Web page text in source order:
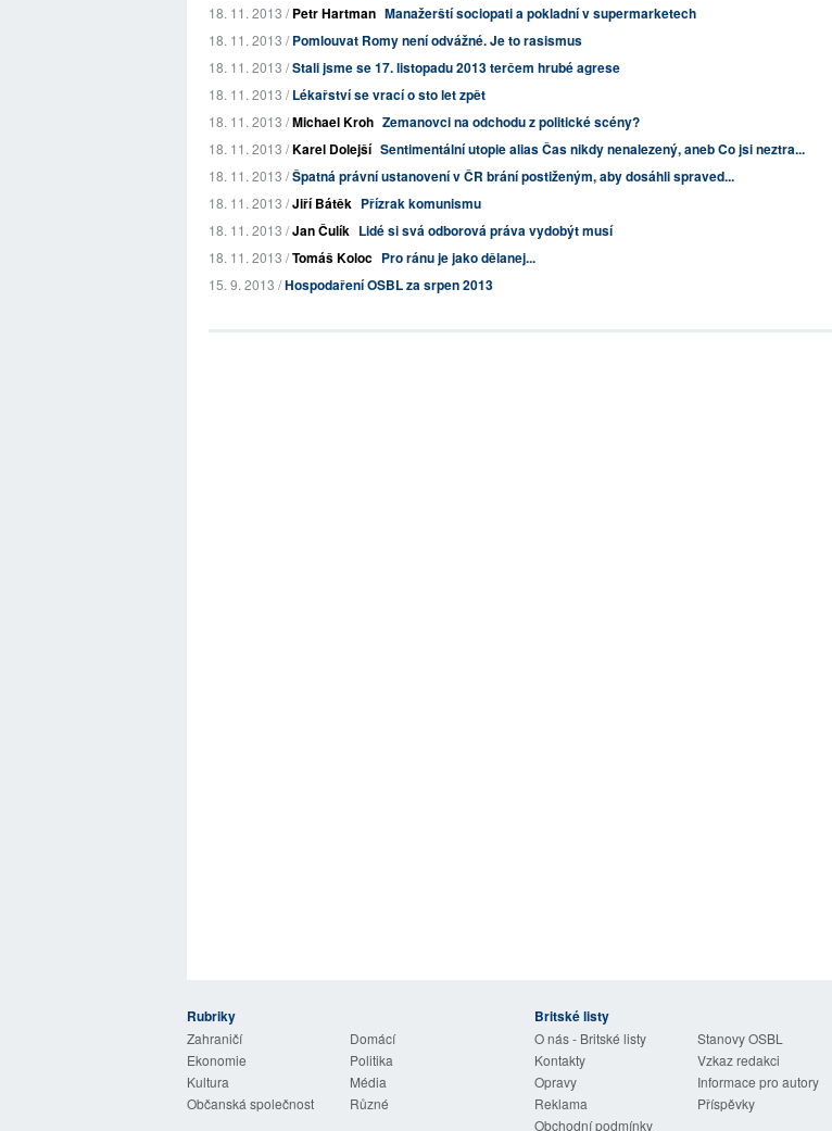
18. 11. 2013 /Petr Hartman Manažerští sociopati a pokladní v supermarketech
18. 11. 2013 /Pomlouvat Romy není odvážné. Je to rasismus
18. 11. 2013 /Stali jsme se 17. listopadu 2013 terčem hrubé agrese
18. 11. 2013 /Lékařství se vrací o sto let zpět
18. 11. 2013 /Michael Kroh Zemanovci na odchodu z politické scény?
18. 11. 2013 /Karel Dolejší Sentimentální utopie alias Čas nikdy nenalezený, aneb Co jsi neztra...
18. 11. 2013 /Špatná právní ustanovení v ČR brání postiženým, aby dosáhli spraved...
18. 11. 2013 /Jiří Bátěk Přízrak komunismu
18. 11. 2013 /Jan Čulík Lidé si svá odborová práva vydobýt musí
18. 11. 2013 /Tomáš Koloc Pro ránu je jako dělanej...
15. 9. 2013 /Hospodaření OSBL za srpen 2013
Rubriky
Zahraničí
Domácí
Ekonomie
Politika
Kultura
Média
Občanská společnost
Různé
Britské listy
O nás - Britské listy
Stanovy OSBL
Kontakty
Vzkaz redakci
Opravy
Informace pro autory
Reklama
Příspěvky
Obchodní podmínky